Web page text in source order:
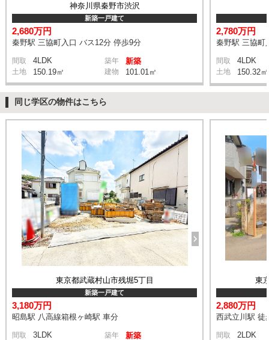
神奈川県秦野市渋沢
新築一戸建て
2,680万円
秦野駅 三協町入口 バス12分 停歩9分
間取 4LDK 築年 新築
土地 150.19㎡ 建物 101.01㎡
2,780万円
秦野駅 三協町
間取 4LDK
土地 150.32㎡
同じ学区の物件はこちら
東京都武蔵村山市残堀5丁目
新築一戸建て
3,180万円
昭島駅 八高線箱根ヶ崎駅 車分
間取 3LDK 築年 新築
東
2,880万円
西武立川駅 徒
間取 2LDK